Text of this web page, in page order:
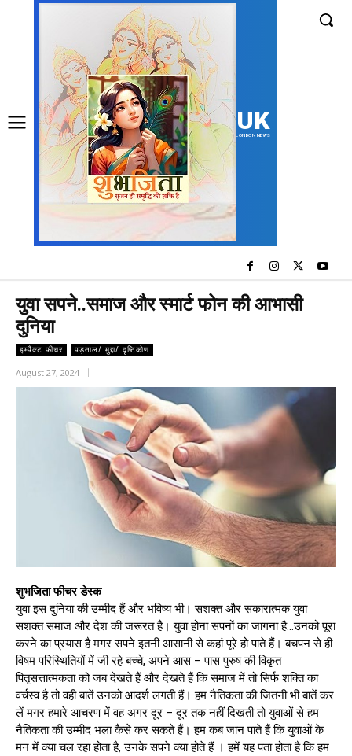
UK
LONDON NEWS
युवा सपने..समाज और स्मार्ट फोन की आभासी
दुनिया
इम्पैक्ट फीचर पड़ताल/ मुद्दा/ दृष्टिकोण
August 27, 2024
शुभजिता फीचर डेस्क
युवा इस दुनिया की उम्मीद हैं और भविष्य भी। सशक्त और सकारात्मक युवा
सशक्त समाज और देश की जरूरत है। युवा होना सपनों का जागना है…उनको पूरा
करने का प्रयास है मगर सपने इतनी आसानी से कहां पूरे हो पाते हैं। बचपन से ही
विषम परिस्थितियों में जी रहे बच्चे, अपने आस – पास पुरुष की विकृत
पितृसत्तात्मकता को जब देखते हैं और देखते हैं कि समाज में तो सिर्फ शक्ति का
वर्चस्व है तो वही बातें उनको आदर्श लगती हैं। हम नैतिकता की जितनी भी बातें कर
लें मगर हमारे आचरण में वह अगर दूर – दूर तक नहीं दिखती तो युवाओं से हम
नैतिकता की उम्मीद भला कैसे कर सकते हैं। हम कब जान पाते हैं कि युवाओं के
मन में क्या चल रहा होता है, उनके सपने क्या होते हैं । हमें यह पता होता है कि हम